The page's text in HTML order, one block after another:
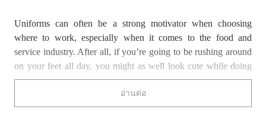
Uniforms can often be a strong motivator when choosing
where to work, especially when it comes to the food and
service industry. After all, if you’re going to be rushing around
on your feet all day, you might as well look cute while doing
so!
From classic maid or barista-type outfits to preppy diner-style
อ่านต่อ